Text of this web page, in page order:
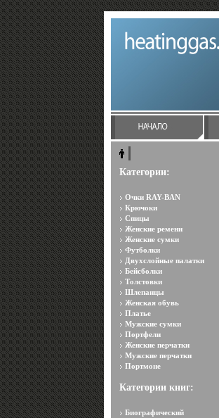
Категории:
Очки RAY-BAN
Крючоки
Спицы
Женские ремени
Женские сумки
Футболки
Двухслойные палатки
Бейсболки
Толстовки
Шлепанцы
Женская обувь
Платье
Мужские сумки
Портфели
Женские перчатки
Мужские перчатки
Портмоне
Категории книг:
Биографический